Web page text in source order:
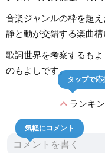
音楽ジャンルの枠を超
静と動が交錯する楽曲構
歌詞世界を考察するも
のもよしです。
expand_lessランキ
タップで応
気軽にコメント